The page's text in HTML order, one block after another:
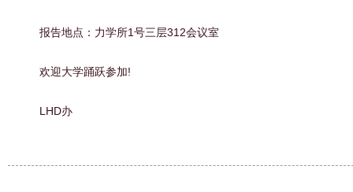
报告地点：力学所1号三层312会议室
欢迎大学踊跃参加!
LHD办